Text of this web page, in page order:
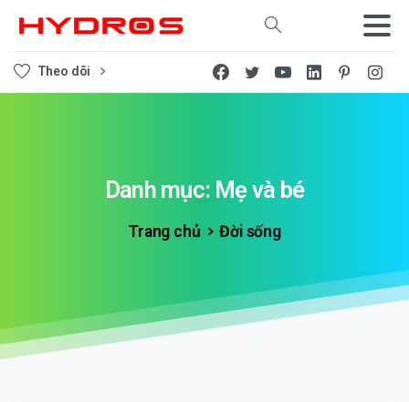
Tìm kiếm
Theo dõi
Danh mục: Mẹvà bé
Trang chủ Đời sống